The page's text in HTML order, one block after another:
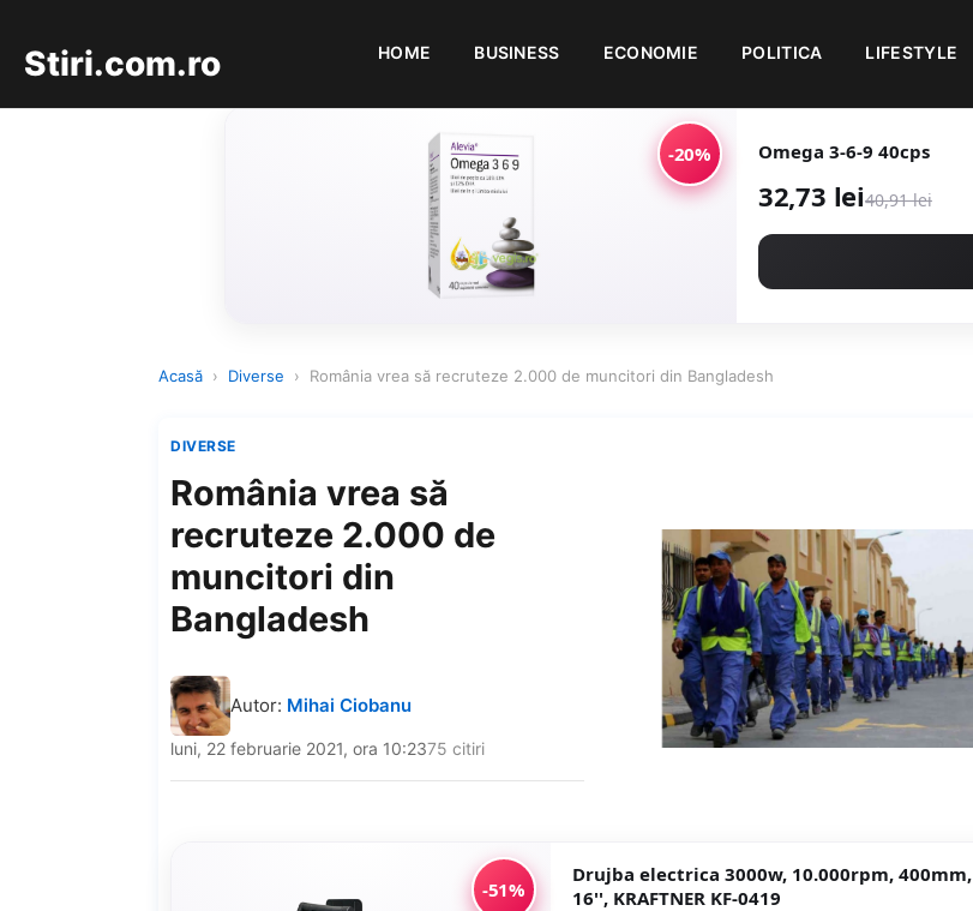
Stiri.com.ro HOME BUSINESS ECONOMIE POLITICA LIFESTYLE
-20% Omega 3-6-9 40cps
32,73 lei40,91 lei
Acasă › Diverse › România vrea să recruteze 2.000 de muncitori din Bangladesh
DIVERSE
România vrea să
recruteze 2.000 de
muncitori din
Bangladesh
Autor: Mihai Ciobanu
luni, 22 februarie 2021, ora 10:2375 citiri
-51%
Drujba electrica 3000w, 10.000rpm, 400mm,
16'', KRAFTNER KF-0419